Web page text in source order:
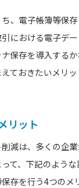
、電子帳簿等保
における電子デ
保存を導入する
ておきたいメリ
リット
減は、多くの企
て、下記のような
存を行う4つのメ